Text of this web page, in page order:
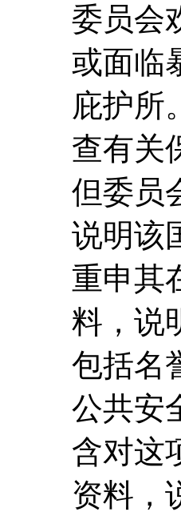
委员会
或面临
庇护所
查有关
但委员
说明该
重申其
料，说
包括名
公共安
含对这
资料，